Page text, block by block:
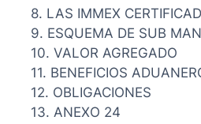
8. LAS IMMEX
9. ESQUEMA DE SUB
10. VALOR AGREGADO
11. BENEFICIOS
12. OBLIGACIONES
13. ANEXO 24